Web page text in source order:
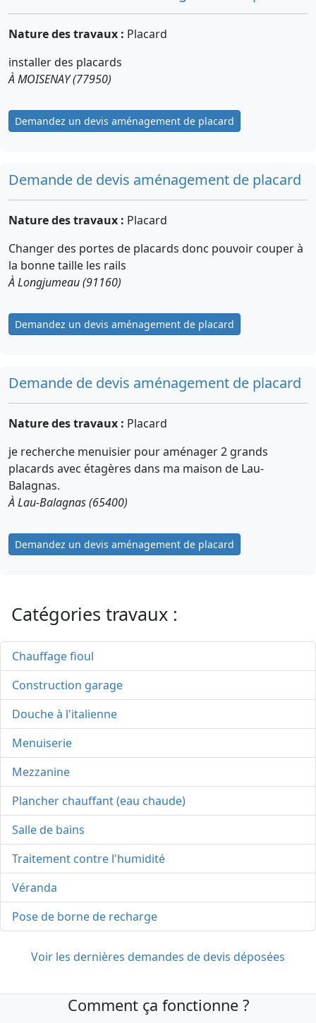
Nature des travaux : Placard
installer des placards
À MOISENAY (77950)
Demandez un devis aménagement de placard
Demande de devis aménagement de placard
Nature des travaux : Placard
Changer des portes de placards donc pouvoir couper à
la bonne taille les rails
À Longjumeau (91160)
Demandez un devis aménagement de placard
Demande de devis aménagement de placard
Nature des travaux : Placard
je recherche menuisier pour aménager 2 grands
placards avec étagères dans ma maison de Lau-
Balagnas.
À Lau-Balagnas (65400)
Demandez un devis aménagement de placard
Catégories travaux :
Chauffage fioul
Construction garage
Douche à l'italienne
Menuiserie
Mezzanine
Plancher chauffant (eau chaude)
Salle de bains
Traitement contre l'humidité
Véranda
Pose de borne de recharge
Voir les dernières demandes de devis déposées
Comment ça fonctionne ?